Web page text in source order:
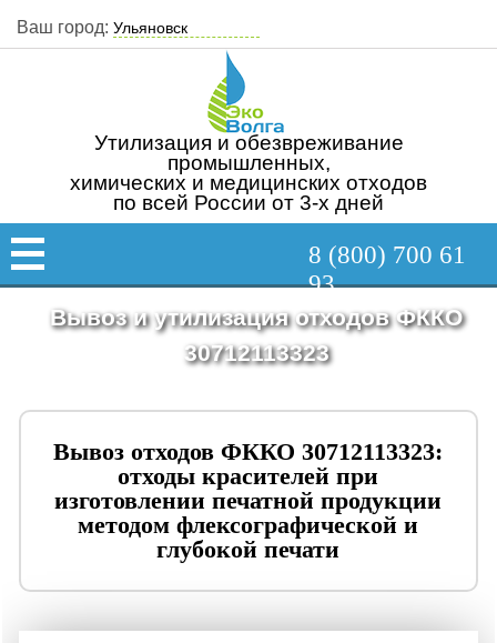
Ваш город:
Утилизация и обезвреживание
промышленных,
химических и медицинских отходов
по всей России от 3-х дней
8 (800) 700 61
93
Вывоз и утилизация отходов ФККО
30712113323
Вывоз отходов ФККО 30712113323:
отходы красителей при
изготовлении печатной продукции
методом флексографической и
глубокой печати